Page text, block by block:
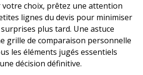
choix, prêtez une attention
lignes du devis pour minimiser
plus tard. Une astuce
grille de comparaison personnelle
les éléments jugés essentiels
décision définitive.